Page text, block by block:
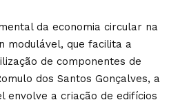
da economia circular na
modulável, que facilita a
de componentes de
dos Santos Gonçalves, a
envolve a criação de edifícios